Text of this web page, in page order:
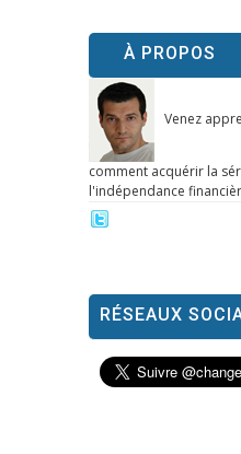
À PROPOS
Venez
comment acquérir la
l'indépendance
RÉSEAUX